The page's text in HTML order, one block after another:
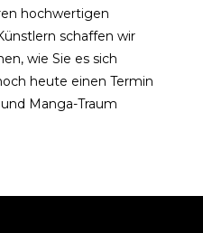
hochwertigen
schaffen wir
wie Sie es sich
heute einen Termin
Manga-Traum